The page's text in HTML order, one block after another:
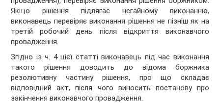
Якщо рішення підлягає негайному виконанню,
виконавець перевіряє виконання рішення не пізніш як на
третій робочий день після відкриття виконавчого
провадження.
Згідно із ч. 4 цієї статті виконавець під час виконання
такого рішення доводить до відома боржника
резолютивну частину рішення, про що складає
відповідний акт, після чого виносить постанову про
закінчення виконавчого провадження.